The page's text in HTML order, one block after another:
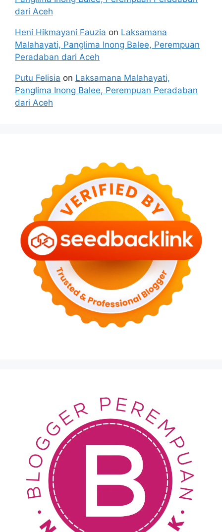
dari Aceh
Heni Hikmayani Fauzia on Laksamana
Malahayati, Panglima Inong Balee, Perempuan
Peradaban dari Aceh
Putu Felisia on Laksamana Malahayati,
Panglima Inong Balee, Perempuan Peradaban
dari Aceh